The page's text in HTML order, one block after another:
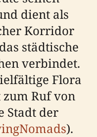
dient als
Korridor
städtische
verbindet.
Flora
Ruf von
Stadt der
).